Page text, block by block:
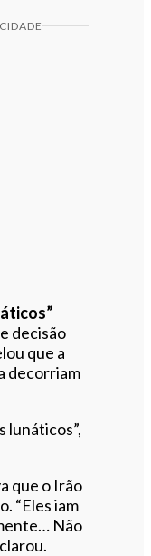
decisão
que a
decorriam
lunáticos”,
que o Irão
“Eles iam
Não